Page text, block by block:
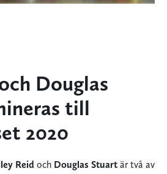
Douglas
till
2020
Reid och Douglas Stuart är två av